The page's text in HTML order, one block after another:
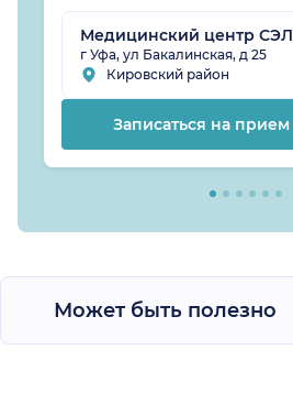
Медицинский центр СЭЛ
г Уфа, ул Бакалинская, д 25
Кировский район
Записаться на прием
Может быть полезно